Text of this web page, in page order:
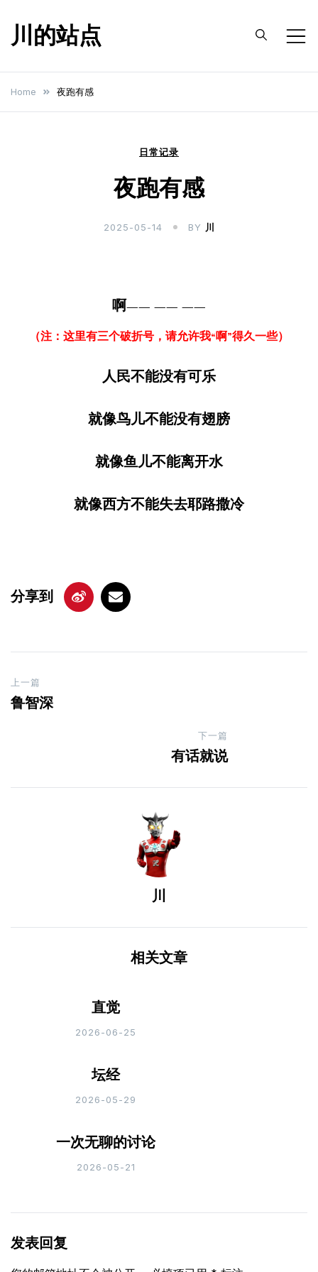
川的站点
Home 夜跑有感
日常记录
夜跑有感
2025-05-14 BY 川
啊—— —— ——
（注：这里有三个破折号，请允许我“啊”得久一些）
人民不能没有可乐
就像鸟儿不能没有翅膀
就像鱼儿不能离开水
就像西方不能失去耶路撒冷
分享到
上一篇
鲁智深
下一篇
有话就说
川
相关文章
直觉
2026-06-25
坛经
2026-05-29
一次无聊的讨论
2026-05-21
发表回复